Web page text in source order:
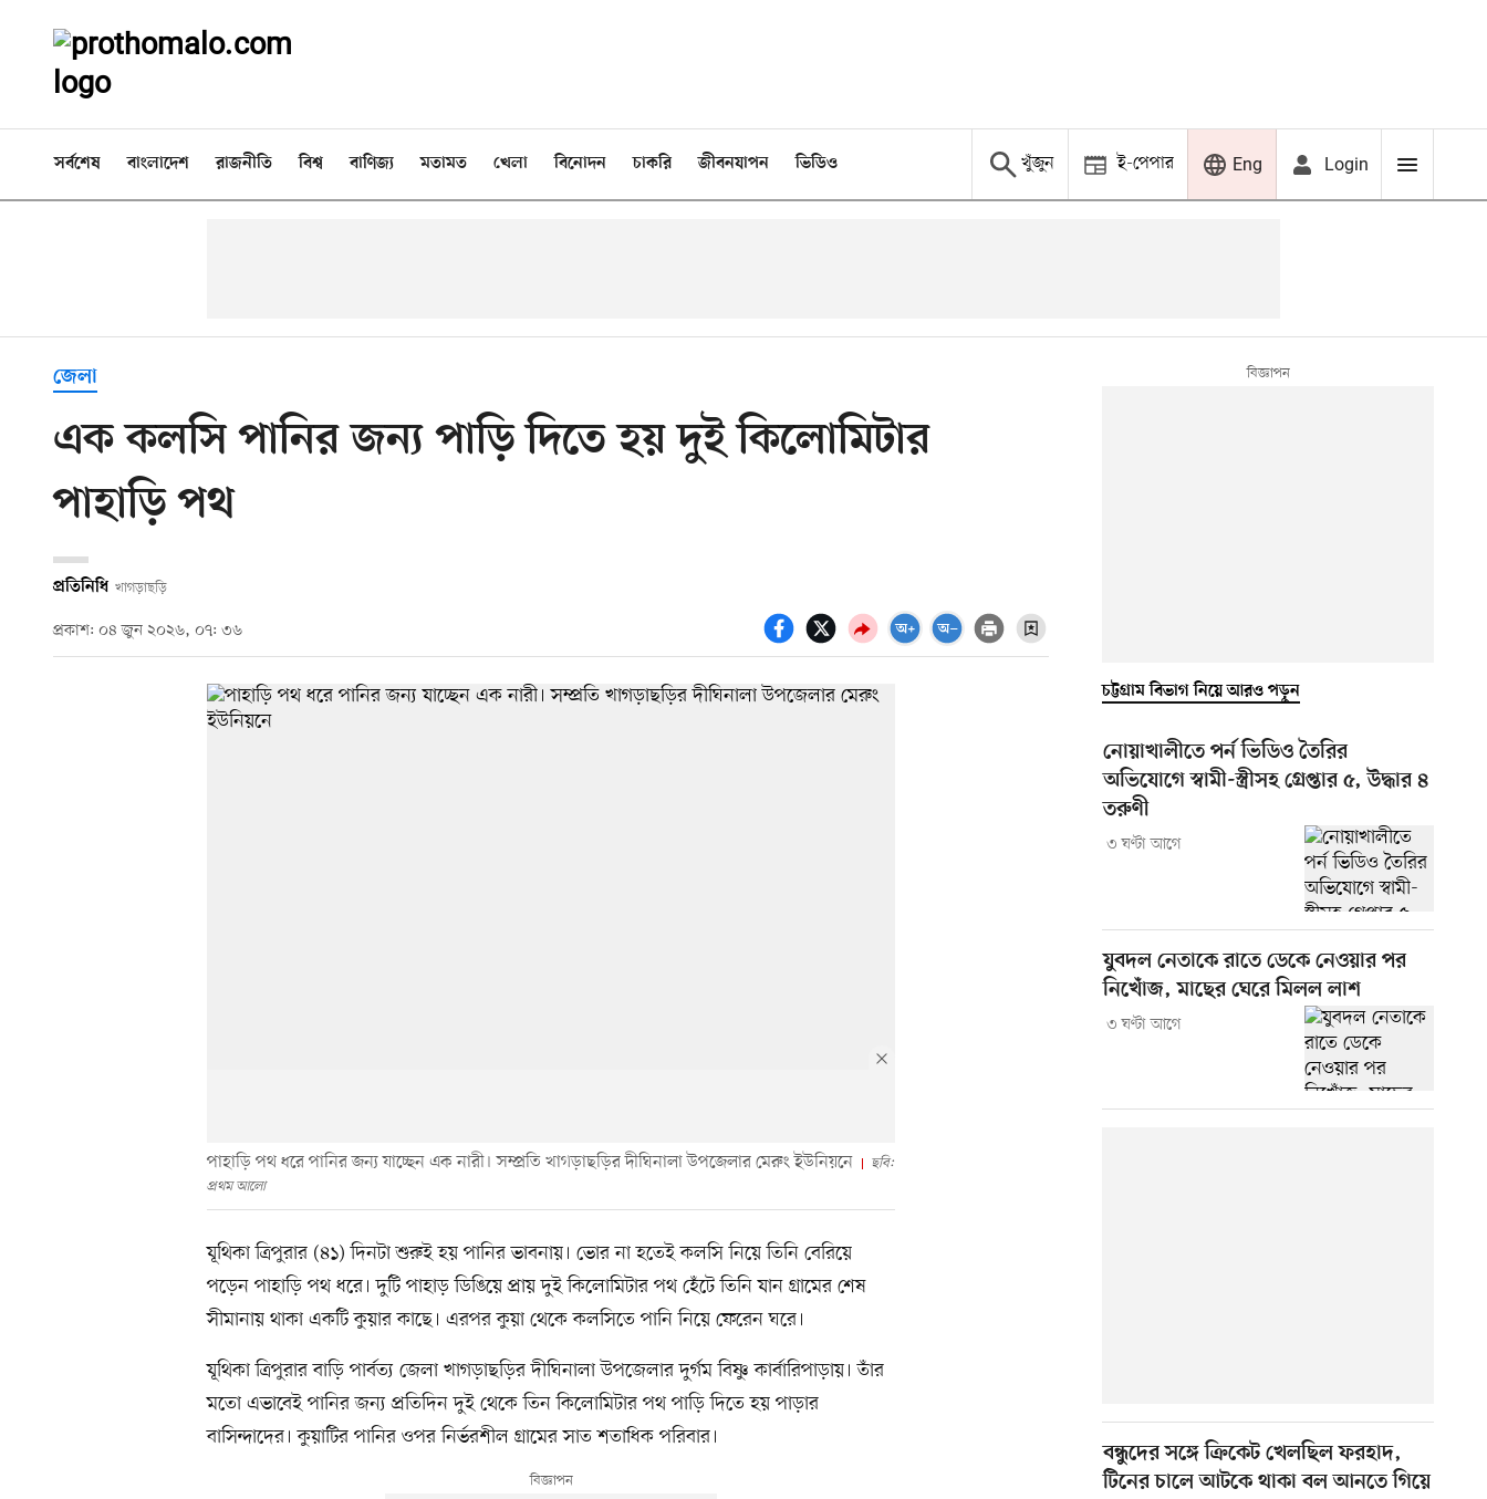
সর্বশেষ বাংলাদেশ রাজনীতি বিশ্ব বাণিজ্য মতামত খেলা বিনোদন চাকরি জীবনযাপন ভিডিও খুঁজুন ই-পেপার Eng Login
জেলা
এক কলসি পানির জন্য পাড়ি দিতে হয় দুই কিলোমিটার
পাহাড়ি পথ
প্রতিনিধি খাগড়াছড়ি
প্রকাশ: ০৪ জুন ২০২৬, ০৭: ৩৬
পাহাড়ি পথ ধরে পানির জন্য যাচ্ছেন এক নারী। সম্প্রতি খাগড়াছড়ির দীঘিনালা উপজেলার মেরুং ইউনিয়নে
ছবি:
প্রথম আলো
যূথিকা ত্রিপুরার (৪১) দিনটা শুরুই হয় পানির ভাবনায়। ভোর না হতেই কলসি নিয়ে তিনি বেরিয়ে
পড়েন পাহাড়ি পথ ধরে। দুটি পাহাড় ডিঙিয়ে প্রায় দুই কিলোমিটার পথ হেঁটে তিনি যান গ্রামের শেষ
সীমানায় থাকা একটি কুয়ার কাছে। এরপর কুয়া থেকে কলসিতে পানি নিয়ে ফেরেন ঘরে।
যূথিকা ত্রিপুরার বাড়ি পার্বত্য জেলা খাগড়াছড়ির দীঘিনালা উপজেলার দুর্গম বিষ্ণু কার্বারিপাড়ায়। তাঁর
মতো এভাবেই পানির জন্য প্রতিদিন দুই থেকে তিন কিলোমিটার পথ পাড়ি দিতে হয় পাড়ার
বাসিন্দাদের। কুয়াটির পানির ওপর নির্ভরশীল গ্রামের সাত শতাধিক পরিবার।
চট্টগ্রাম বিভাগ নিয়ে আরও পড়ুন
নোয়াখালীতে পর্ন ভিডিও তৈরির
অভিযোগে স্বামী-স্ত্রীসহ গ্রেপ্তার ৫, উদ্ধার ৪
তরুণী
৩ ঘণ্টা আগে
যুবদল নেতাকে রাতে ডেকে নেওয়ার পর
নিখোঁজ, মাছের ঘেরে মিলল লাশ
৩ ঘণ্টা আগে
বন্ধুদের সঙ্গে ক্রিকেট খেলছিল ফরহাদ,
টিনের চালে আটকে থাকা বল আনতে গিয়ে